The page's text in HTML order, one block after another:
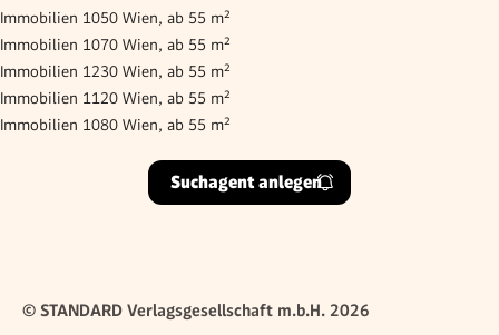
Immobilien 1050 Wien, ab 55 m²
Immobilien 1070 Wien, ab 55 m²
Immobilien 1230 Wien, ab 55 m²
Immobilien 1120 Wien, ab 55 m²
Immobilien 1080 Wien, ab 55 m²
Suchagent anlegen
© STANDARD Verlagsgesellschaft m.b.H. 2026